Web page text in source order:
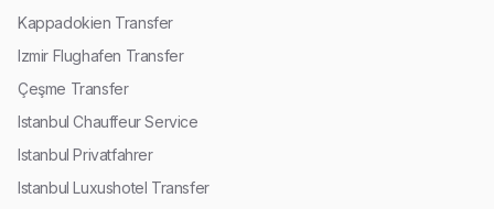
Kappadokien Transfer
Izmir Flughafen Transfer
Çeşme Transfer
Istanbul Chauffeur Service
Istanbul Privatfahrer
Istanbul Luxushotel Transfer